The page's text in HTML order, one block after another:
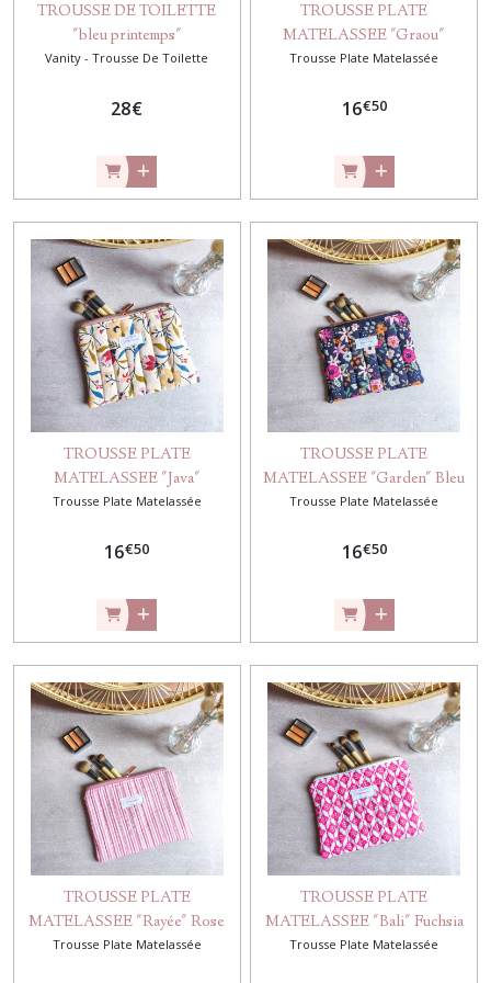
TROUSSE DE TOILETTE
"bleu printemps"
Vanity - Trousse De Toilette
28€
TROUSSE PLATE
MATELASSEE "Graou"
Trousse Plate Matelassée
16€50
TROUSSE PLATE
MATELASSEE "Java"
Trousse Plate Matelassée
16€50
TROUSSE PLATE
MATELASSEE "Garden" Bleu
Marine
Trousse Plate Matelassée
16€50
TROUSSE PLATE
MATELASSEE "Rayée" Rose
Trousse Plate Matelassée
TROUSSE PLATE
MATELASSEE "Bali" Fuchsia
Trousse Plate Matelassée